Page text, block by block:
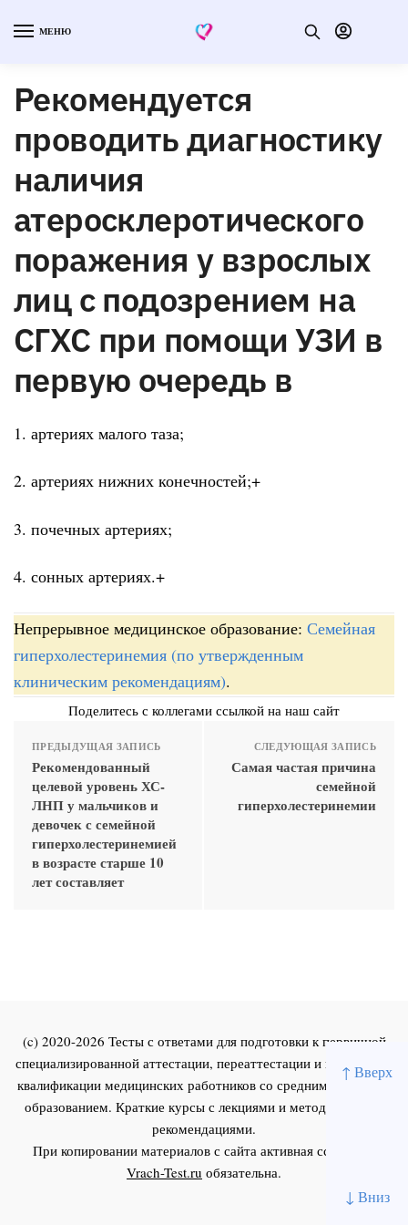
↑ Вверх
↓ Вниз
МЕНЮ
Рекомендуется
проводить диагностику
наличия
атеросклеротического
поражения у взрослых
лиц с подозрением на
СГХС при помощи УЗИ в
первую очередь в
1. артериях малого таза;
2. артериях нижних конечностей;+
3. почечных артериях;
4. сонных артериях.+
Непрерывное медицинское образование: Семейная
гиперхолестеринемия (по утвержденным
клиническим рекомендациям).
Поделитесь с коллегами ссылкой на наш сайт
ПРЕДЫДУЩАЯ ЗАПИСЬ
Рекомендованный
целевой уровень ХС-
ЛНП у мальчиков и
девочек с семейной
гиперхолестеринемией
в возрасте старше 10
лет составляет
СЛЕДУЮЩАЯ ЗАПИСЬ
Самая частая причина
семейной
гиперхолестеринемии
(c) 2020-2026 Тесты с ответами для подготовки к первичной
специализированной аттестации, переаттестации и повышения
квалификации медицинских работников со средним и высшим
образованием. Краткие курсы с лекциями и методическими
рекомендациями.
При копировании материалов с сайта активная ссылка на
Vrach-Test.ru обязательна.